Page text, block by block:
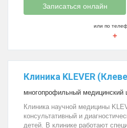
Записаться онлайн
или по
+
Клиника KLEVER
многопрофильный медицинский
Клиника научной медицины
консультативный и
детей. В клинике работают